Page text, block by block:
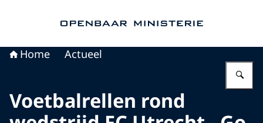
Home Actueel
Voetbalrellen rond